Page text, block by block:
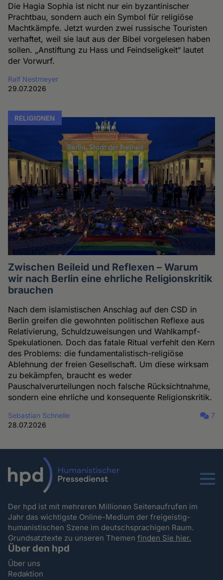
Die Hagia Sophia ist nicht nur ein byzantinischer
Prachtbau, sondern auch ein Symbol für religiöse
Machtkämpfe. Jetzt wurden zwei russische Touristen
verhaftet, weil sie laut aus der Bibel vorgelesen haben
sollen. „Anstiftung zu Hass und Feindseligkeit“ lautet
der Vorwurf.
Ralf Nestmeyer
29.07.2026
RELIGIONEN
Zwischen Beileid und Reflexen – Warum
wir nach Berlin eine ehrliche Religionskritik
brauchen
Nach dem islamistischen Anschlag auf den CSD in
Berlin greifen die gewohnten politischen Reflexe aus
Relativierung, Schuldzuweisungen und Wahlkampf-
Spekulationen. Doch das fatale Ritual verfehlt den Kern
des Problems: die fundamentalistisch-religiöse
Ablehnung der freien Gesellschaft. Um diese wirksam
zu bekämpfen, braucht es weder
Pauschalverurteilungen noch falsche Rücksichtnahme,
sondern eine ehrliche und konsequente Religionskritik.
Sebastian Schnelle
28.07.2026
7
Menu
Der hpd ist mit mehreren Millionen Seitenaufrufen im
Jahr das wichtigste Online-Medium der freigeistig-
humanistischen Szene im deutschsprachigen Raum.
Grundsatztexte zu unseren Themenfinden Sie hier.
Über den hpd
Über uns
Redaktion